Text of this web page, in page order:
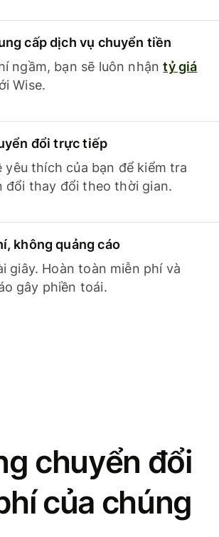
cấp dịch vụ chuyển tiền
ngầm, bạn sẽ luôn nhậntỷ giá
Wise.
đổi trực tiếp
yêu thích của bạn để kiểm tra
đổi thay đổi theo thời gian.
không quảng cáo
giây. Hoàn toàn miễn phí và
gây phiền toái.
chuyển đổi
của chúng